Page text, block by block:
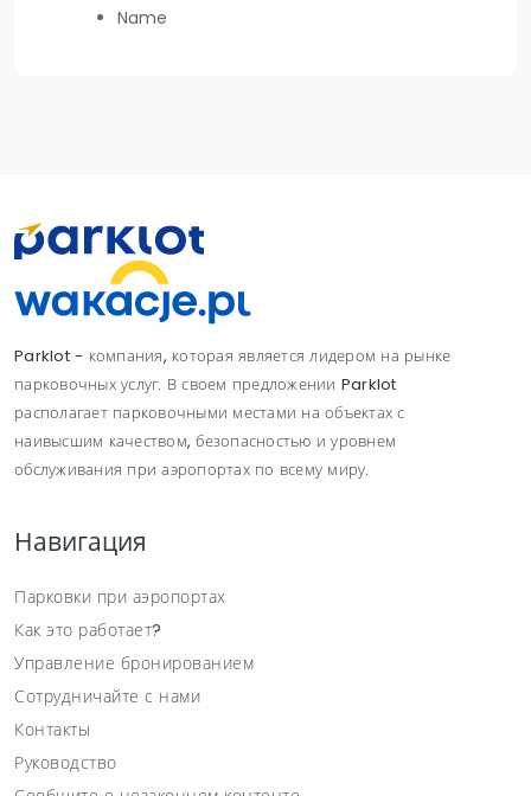
Name
Parklot - компания, которая является лидером на рынке
парковочных услуг. В своем предложении Parklot
располагает парковочными местами на объектах с
наивысшим качеством, безопасностью и уровнем
обслуживания при аэропортах по всему миру.
Навигация
Парковки при аэропортах
Как это работает?
Управление бронированием
Сотрудничайте с нами
Контакты
Руководство